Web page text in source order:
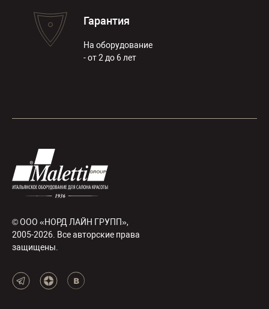
Гарантия
На оборудование
- от 2 до 6 лет
© ООО «НОРД ЛАЙН ГРУПП»,
2005-2026. Все авторские права
защищены.